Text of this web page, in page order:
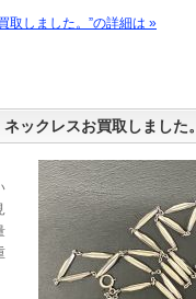
取しました。”の詳細は »
ックレスお買取しました。